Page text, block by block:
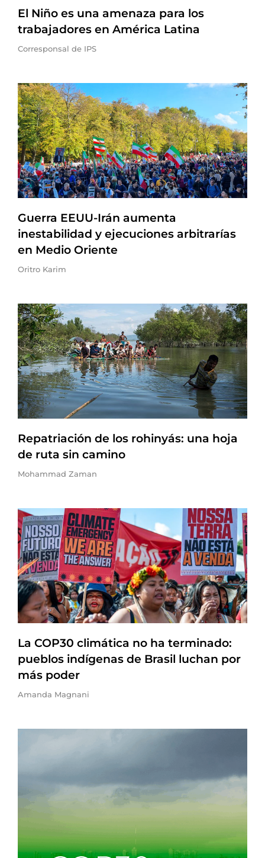
El Niño es una amenaza para los
trabajadores en América Latina
Corresponsal de IPS
Guerra EEUU-Irán aumenta
inestabilidad y ejecuciones arbitrarías
en Medio Oriente
Oritro Karim
Repatriación de los rohinyás: una hoja
de ruta sin camino
Mohammad Zaman
La COP30 climática no ha terminado:
pueblos indígenas de Brasil luchan por
más poder
Amanda Magnani